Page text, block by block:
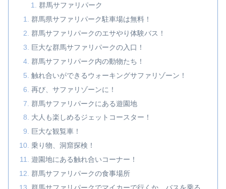
群馬サファリパーク
群馬県サファリパーク駐車場は無料！
群馬サファリパークのエサやり体験バス！
巨大な群馬サファリパークの入口！
群馬サファリパーク内の動物たち！
触れ合いができるウォーキングサファリゾーン！
再び、サファリゾーンに！
群馬サファリパークにある遊園地
大人も楽しめるジェットコースター！
巨大な観覧車！
乗り物、洞窟探検！
遊園地にある触れ合いコーナー！
群馬サファリパークの食事場所